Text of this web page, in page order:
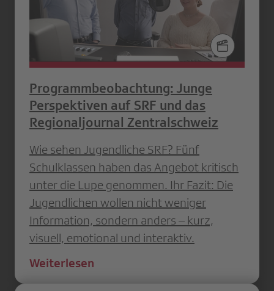
Programmbeobachtung: Junge
Perspektiven auf SRF und das
Regionaljournal Zentralschweiz
Wie sehen Jugendliche SRF? Fünf
Schulklassen haben das Angebot kritisch
unter die Lupe genommen. Ihr Fazit: Die
Jugendlichen wollen nicht weniger
Information, sondern anders – kurz,
visuell, emotional und interaktiv.
Weiterlesen